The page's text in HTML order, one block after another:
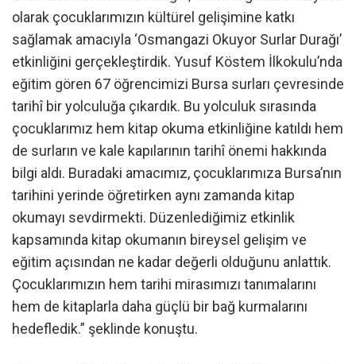
olarak çocuklarımızın kültürel gelişimine katkı
sağlamak amacıyla ‘Osmangazi Okuyor Surlar Durağı’
etkinliğini gerçekleştirdik. Yusuf Köstem İlkokulu’nda
eğitim gören 67 öğrencimizi Bursa surları çevresinde
tarihî bir yolculuğa çıkardık. Bu yolculuk sırasında
çocuklarımız hem kitap okuma etkinliğine katıldı hem
de surların ve kale kapılarının tarihî önemi hakkında
bilgi aldı. Buradaki amacımız, çocuklarımıza Bursa’nın
tarihini yerinde öğretirken aynı zamanda kitap
okumayı sevdirmekti. Düzenlediğimiz etkinlik
kapsamında kitap okumanın bireysel gelişim ve
eğitim açısından ne kadar değerli olduğunu anlattık.
Çocuklarımızın hem tarihi mirasımızı tanımalarını
hem de kitaplarla daha güçlü bir bağ kurmalarını
hedefledik.” şeklinde konuştu.